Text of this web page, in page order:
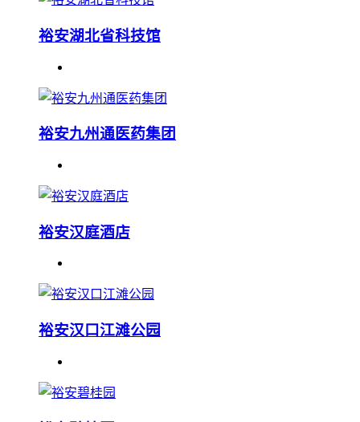
裕安湖北省科技馆
裕安九州通医药集团
裕安汉庭酒店
裕安汉口江滩公园